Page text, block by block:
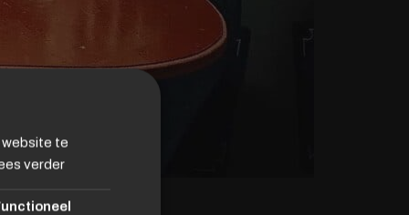
website te
verder